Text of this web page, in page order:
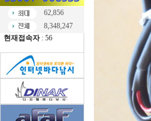
62,856
8,348,247
현재접속자: 56